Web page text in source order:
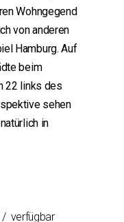
Wohngegend
von anderen
Hamburg. Auf
beim
22 links des
sehen
in
verfügbar